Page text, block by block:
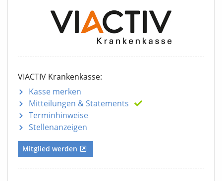
VIACTIV Krankenkasse:
Kasse merken
Mitteilungen & Statements
Terminhinweise
Stellenanzeigen
Mitglied werden